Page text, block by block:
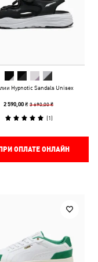
Hypnotic Sandals Unisex
2 590,00 ₴3 690,00 ₴
(1)
ОПЛАТЕ ОНЛАЙН